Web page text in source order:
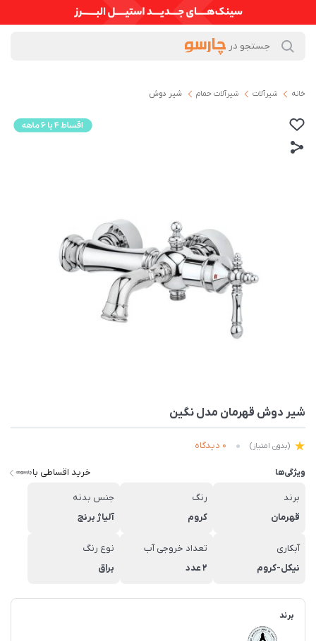
خانه شیرآلات شیرآلات حمام شیر دوش
شیر دوش قهرمان مدل نگین
(بدون امتیاز) 0 دیدگاه
ویژگی‌ها خرید اقساطی با
برند
قهرمان
رنگ
کروم
جنس بدنه
آلیاژ برنج
آبکاری
نیکل-کروم
تعداد خروجی آب
2 عدد
نوع رنگ
براق
برند